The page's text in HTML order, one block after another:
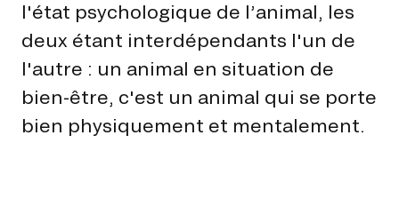
l'état psychologique de l’animal, les
deux étant interdépendants l'un de
l'autre : un animal en situation de
bien-être, c'est un animal qui se porte
bien physiquement et mentalement.